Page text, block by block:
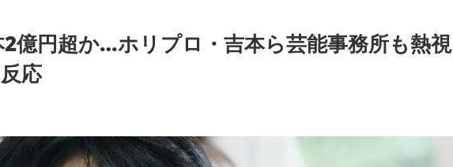
2億円超か…ホリプロ・吉本ら芸能事務所も熱視
応